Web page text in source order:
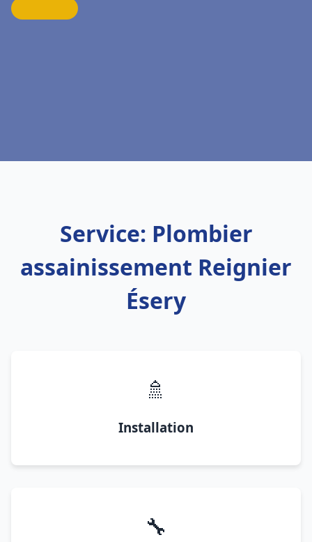
Service: Plombier
assainissement Reignier
Ésery
🚿
Installation
🔧